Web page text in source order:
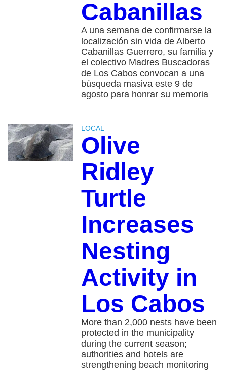
Cabanillas
A una semana de confirmarse la
localización sin vida de Alberto
Cabanillas Guerrero, su familia y
el colectivo Madres Buscadoras
de Los Cabos convocan a una
búsqueda masiva este 9 de
agosto para honrar su memoria
LOCAL
Olive
Ridley
Turtle
Increases
Nesting
Activity in
Los Cabos
More than 2,000 nests have been
protected in the municipality
during the current season;
authorities and hotels are
strengthening beach monitoring